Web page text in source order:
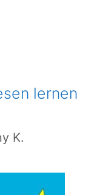
lernen
K.